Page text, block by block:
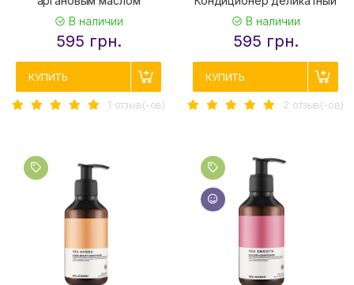
В наличии
595 грн.
КУПИТЬ
1 отзыв(-ов)
В наличии
595 грн.
КУПИТЬ
2 отзыв(-ов)